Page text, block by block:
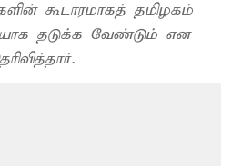
கூடாரமாகத் தமிழகம்
தடுக்க வேண்டும் என